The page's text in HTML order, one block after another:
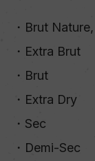
・Brut
・Extra Brut
・Brut
・Extra Dry
・Sec
・Demi-Sec